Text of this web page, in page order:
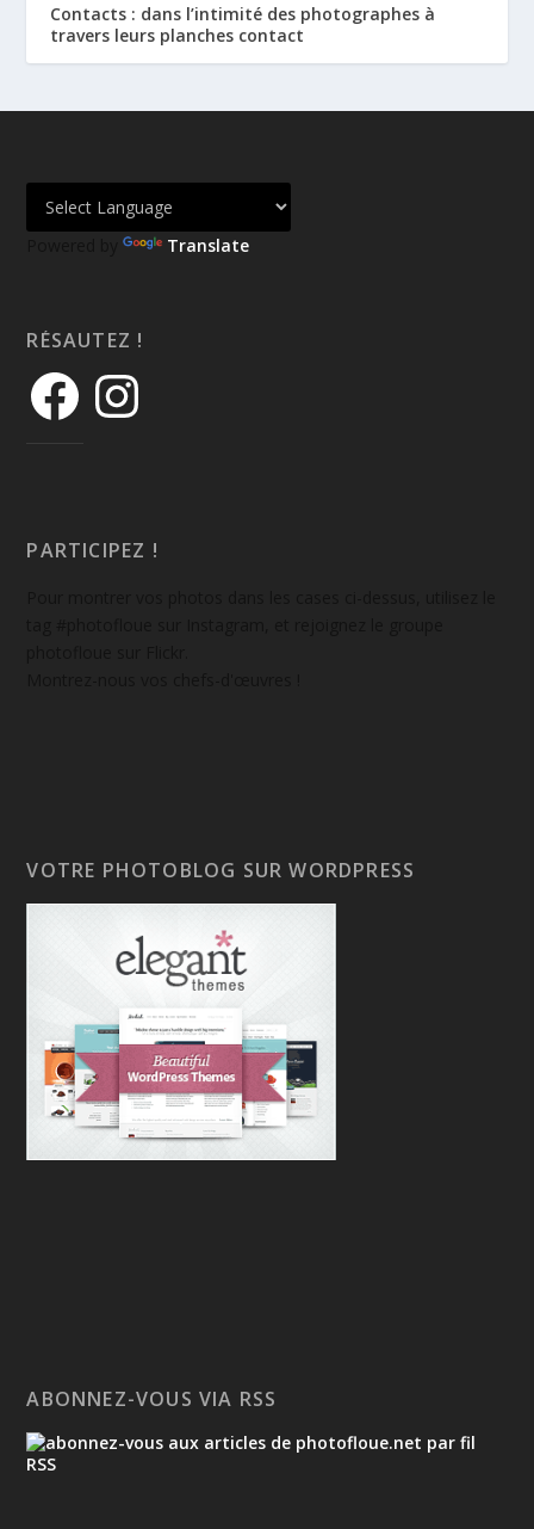
Contacts : dans l’intimité des photographes à
travers leurs planches contact
Powered by Translate
RÉSAUTEZ !
PARTICIPEZ !
VOTRE PHOTOBLOG SUR WORDPRESS
ABONNEZ-VOUS VIA RSS